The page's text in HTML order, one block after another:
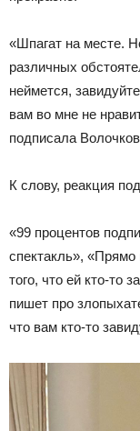
«Шпагат на месте.
различных
неймется,
вам во мне не
подписала
К слову, реакция
«99 процентов
спектакль», «Прямо
того, что ей кто-то
пишет про
что вам кто-то